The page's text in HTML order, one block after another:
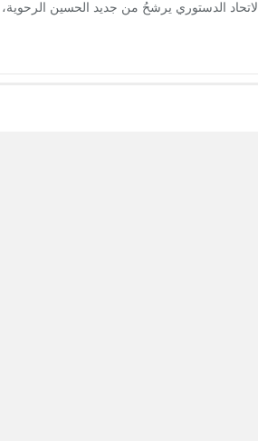
الاتحاد الدستوري يرشحُ من جديد الحسين